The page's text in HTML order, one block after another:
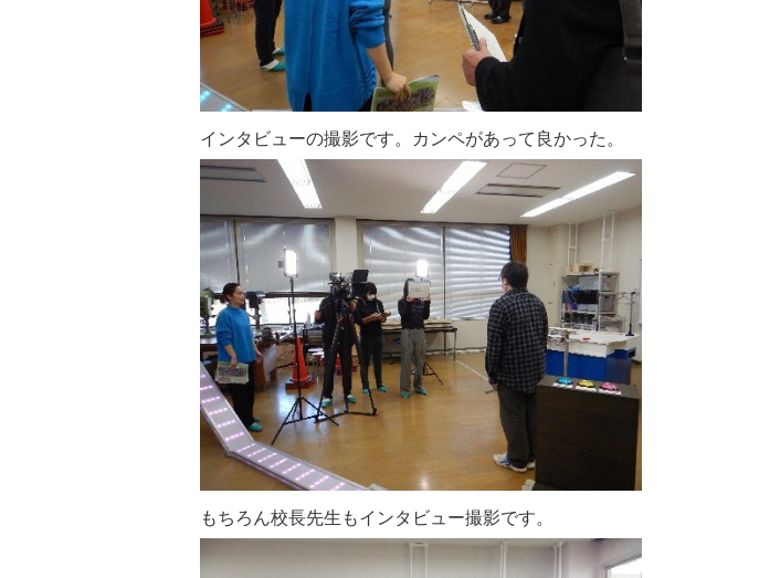
インタビューの撮影です。カンペがあって良かった。
もちろん校長先生もインタビュー撮影です。